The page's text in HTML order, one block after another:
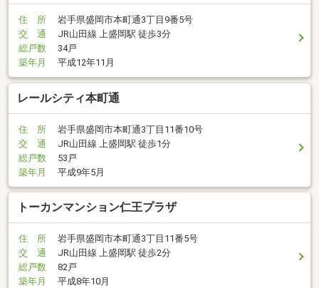
住 所
岩手県盛岡市本町通3丁目9番5号
交 通
JR山田線 上盛岡駅 徒歩3分
総戸数
34戸
築年月
平成12年11月
レールシティ本町通
住 所
岩手県盛岡市本町通3丁目11番10号
交 通
JR山田線 上盛岡駅 徒歩1分
総戸数
53戸
築年月
平成9年5月
トーカンマンション仁王プラザ
住 所
岩手県盛岡市本町通3丁目11番5号
交 通
JR山田線 上盛岡駅 徒歩2分
総戸数
82戸
築年月
平成8年10月